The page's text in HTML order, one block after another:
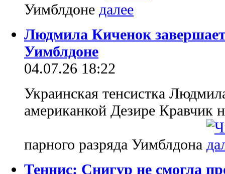
Уимблдоне
Людмила Киченок
Уимблдоне
04.07.26 18:22
Украинская тенсистка
американкой Дезире Кравчик
парного разряда Уимблдона
Теннис: Снигур не смогла